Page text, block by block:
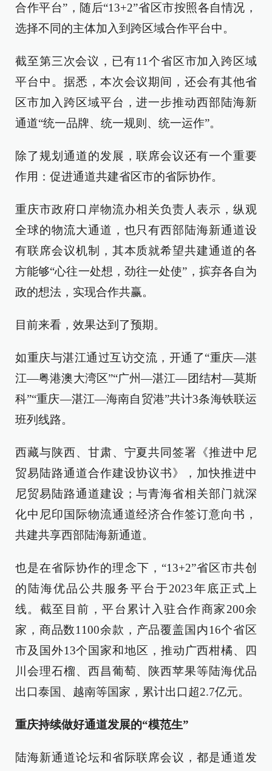
合作平台”，随后“13+2”省区市按照各自情况，
选择不同的主体加入到跨区域合作平台中。
截至第三次会议，已有11个省区市加入跨区域
平台中。据悉，本次会议期间，还会有其他省
区市加入跨区域平台，进一步推动西部陆海新
通道“统一品牌、统一规则、统一运作”。
除了规划通道的发展，联席会议还有一个重要
作用：促进通道共建省区市的省际协作。
重庆市政府口岸物流办相关负责人表示，纵观
全球的物流大通道，也只有西部陆海新通道设
有联席会议机制，其本质就希望共建通道的各
方能够“心往一处想，劲往一处使”，摈弃各自为
政的想法，实现合作共赢。
目前来看，效果达到了预期。
如重庆与湛江通过互访交流，开通了“重庆—湛
江—粤港澳大湾区”“广州—湛江—团结村—莫斯
科”“重庆—湛江—海南自贸港”共计3条海铁联运
班列线路。
西藏与陕西、甘肃、宁夏共同签署《推进中尼
贸易陆路通道合作建设协议书》，加快推进中
尼贸易陆路通道建设；与青海省相关部门就深
化中尼印国际物流通道经济合作签订意向书，
共建共享西部陆海新通道。
也是在省际协作的理念下，“13+2”省区市共创
的陆海优品公共服务平台于2023年底正式上
线。截至目前，平台累计入驻合作商家200余
家，商品数1100余款，产品覆盖国内16个省区
市及国外13个国家和地区，推动广西柑橘、四
川会理石榴、西昌葡萄、陕西苹果等陆海优品
出口泰国、越南等国家，累计出口超2.7亿元。
重庆持续做好通道发展的“模范生”
陆海新通道论坛和省际联席会议，都是通道发